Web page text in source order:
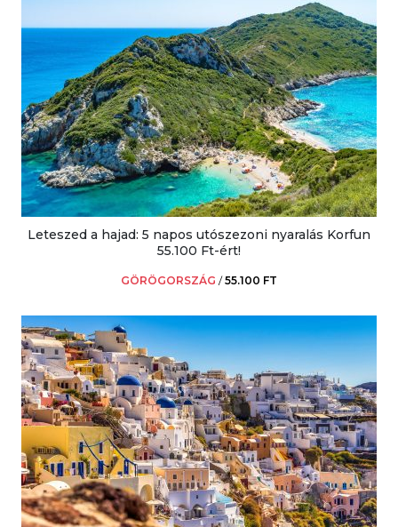
Leteszed a hajad: 5 napos utószezoni nyaralás Korfun
55.100 Ft-ért!
GÖRÖGORSZÁG /55.100 FT